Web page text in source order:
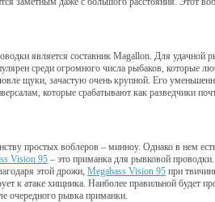
является составник Magallon. Для
среди огромного числа рыбаков, которые
щуки, зачастую очень крупной. Его
которые срабатывают как разведчики
простых воблеров – минноу. Однако в нем
Vision 95 – это приманка для рывковой
этой дрожи, Megabass Vision 95 при
к атаке хищника. Наиболее правильной
очередного рывка приманки.